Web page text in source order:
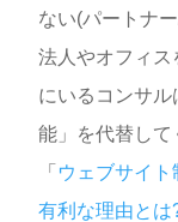
ない(パートナ
法人やオフィ
にいるコンサ
能」を代替し
「 ウェブサイ
有利な理由とは